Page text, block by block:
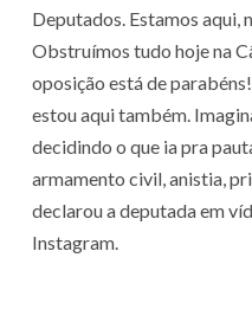
Deputados. Estamos aqui,
Obstruímos tudo hoje na
oposição está de
estou aqui também.
decidindo o que ia pra
armamento civil, anistia,
declarou a deputada em
Instagram.